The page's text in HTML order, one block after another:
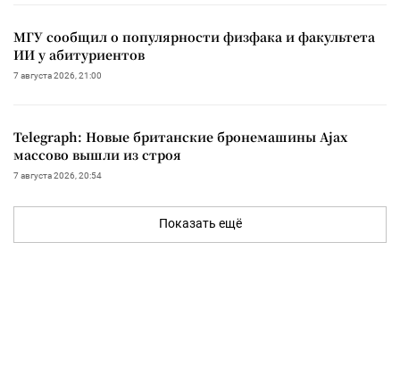
МГУ сообщил о популярности физфака и факультета
ИИ у абитуриентов
7 августа 2026, 21:00
Telegraph: Новые британские бронемашины Ajax
массово вышли из строя
7 августа 2026, 20:54
Показать ещё